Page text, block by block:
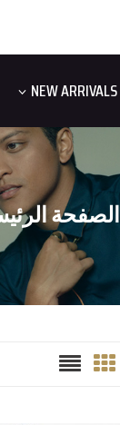
NEW ARRIVALS
الصفحة